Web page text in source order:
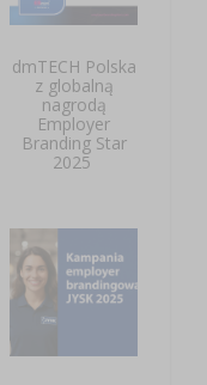
dmTECH Polska
z globalną
nagrodą
Employer
Branding Star
2025